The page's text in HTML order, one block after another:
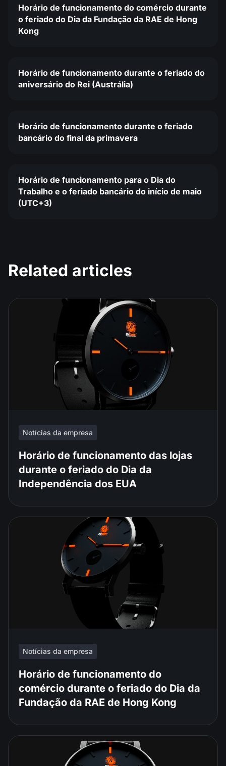
Horário de funcionamento do comércio durante
o feriado do Dia da Fundação da RAE de Hong
Kong
Horário de funcionamento durante o feriado do
aniversário do Rei (Austrália)
Horário de funcionamento durante o feriado
bancário do final da primavera
Horário de funcionamento para o Dia do
Trabalho e o feriado bancário do início de maio
(UTC+3)
Related articles
Notícias da empresa
Horário de funcionamento das lojas
durante o feriado do Dia da
Independência dos EUA
Notícias da empresa
Horário de funcionamento do
comércio durante o feriado do Dia da
Fundação da RAE de Hong Kong